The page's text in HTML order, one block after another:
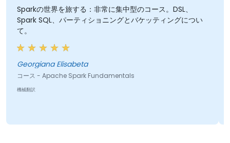
Sparkの世界を旅する：非常に集中型のコース。DSL、
Spark SQL、パーティショニングとバケッティングについ
て。
Georgiana Elisabeta
コース - Apache Spark Fundamentals
機械翻訳